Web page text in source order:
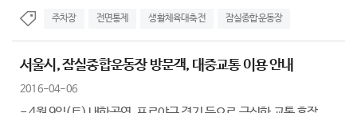
주차장 전면통제 생활체육대축전 잠실종합운동장
서울시, 잠실종합운동장 방문객, 대중교통 이용 안내
2016-04-06